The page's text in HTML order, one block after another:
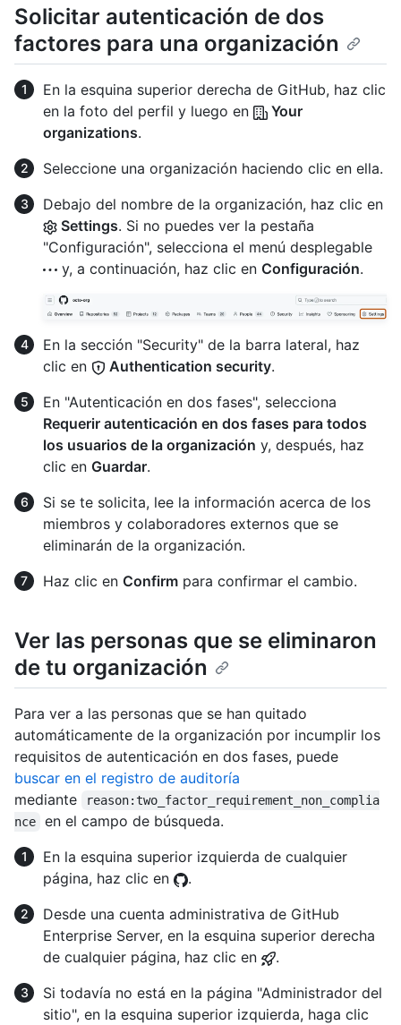
Solicitar autenticación de dos
factores para una organización
En la esquina superior derecha de GitHub, haz clic
en la foto del perfil y luego en
Your
organizations.
Seleccione una organización haciendo clic en ella.
Debajo del nombre de la organización, haz clic en
Settings. Si no puedes ver la pestaña
"Configuración", selecciona el menú desplegable
y, a continuación, haz clic en Configuración.
En la sección "Security" de la barra lateral, haz
clic en
Authentication security.
En "Autenticación en dos fases", selecciona
Requerir autenticación en dos fases para todos
los usuarios de la organización y, después, haz
clic en Guardar.
Si se te solicita, lee la información acerca de los
miembros y colaboradores externos que se
eliminarán de la organización.
Haz clic en Confirm para confirmar el cambio.
Ver las personas que se eliminaron
de tu organización
Para ver a las personas que se han quitado
automáticamente de la organización por incumplir los
requisitos de autenticación en dos fases, puede
buscar en el registro de auditoría
mediante
reason:two_factor_requirement_non_complia
nce
en el campo de búsqueda.
En la esquina superior izquierda de cualquier
página, haz clic en
.
Desde una cuenta administrativa de GitHub
Enterprise Server, en la esquina superior derecha
de cualquier página, haz clic en
.
Si todavía no está en la página "Administrador del
sitio", en la esquina superior izquierda, haga clic